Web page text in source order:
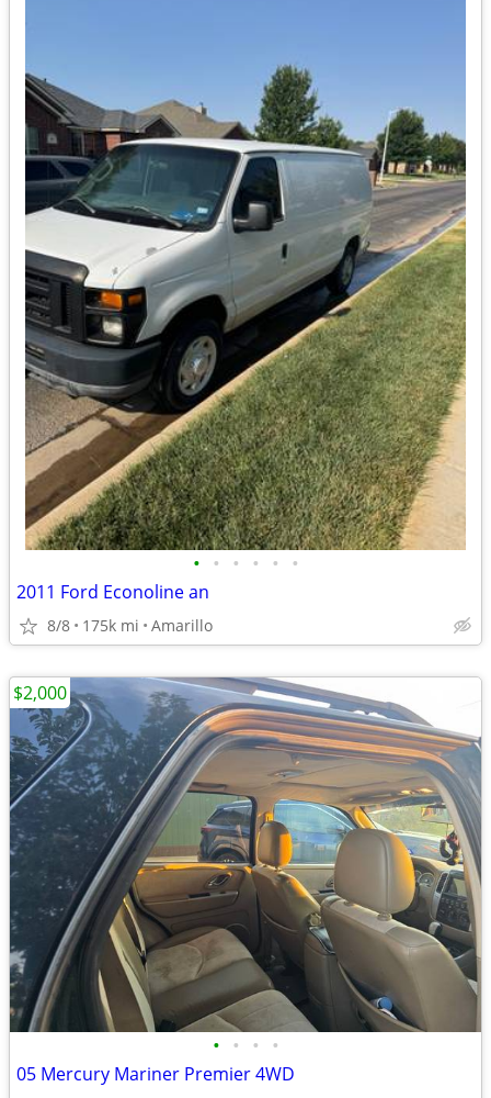
• • • • • •
2011 Ford Econoline an
8/8 175k mi Amarillo
• • • •
05 Mercury Mariner Premier 4WD
$2,000